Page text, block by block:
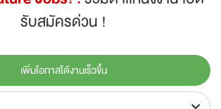
รับสมัครด่วน !
เพิ่มโอกาสได้งานเร็วขึ้น